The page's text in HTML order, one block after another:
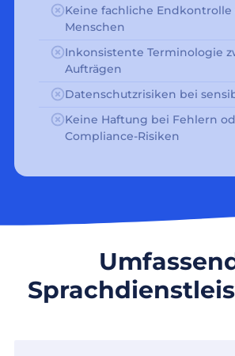
Keine fachliche
Menschen
Inkonsistente Terminologie
Aufträgen
Datenschutzrisiken bei
Keine Haftung bei Fehlern
Compliance-Risiken